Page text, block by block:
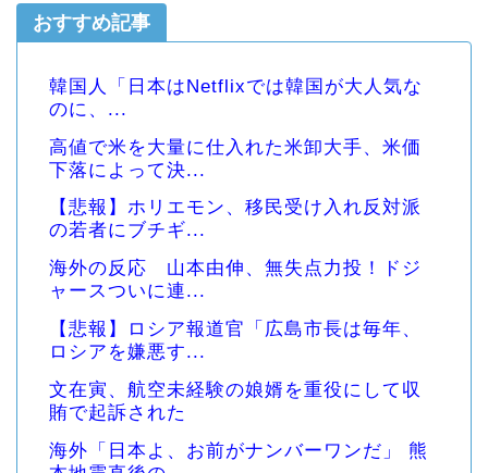
おすすめ記事
韓国人「日本はNetflixでは韓国が大人気な
のに、...
高値で米を大量に仕入れた米卸大手、米価
下落によって決...
【悲報】ホリエモン、移民受け入れ反対派
の若者にブチギ...
海外の反応 山本由伸、無失点力投！ドジ
ャースついに連...
【悲報】ロシア報道官「広島市長は毎年、
ロシアを嫌悪す...
文在寅、航空未経験の娘婿を重役にして収
賄で起訴された
海外「日本よ、お前がナンバーワンだ」 熊